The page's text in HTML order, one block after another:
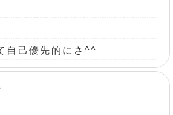
自己優先的にさ^^